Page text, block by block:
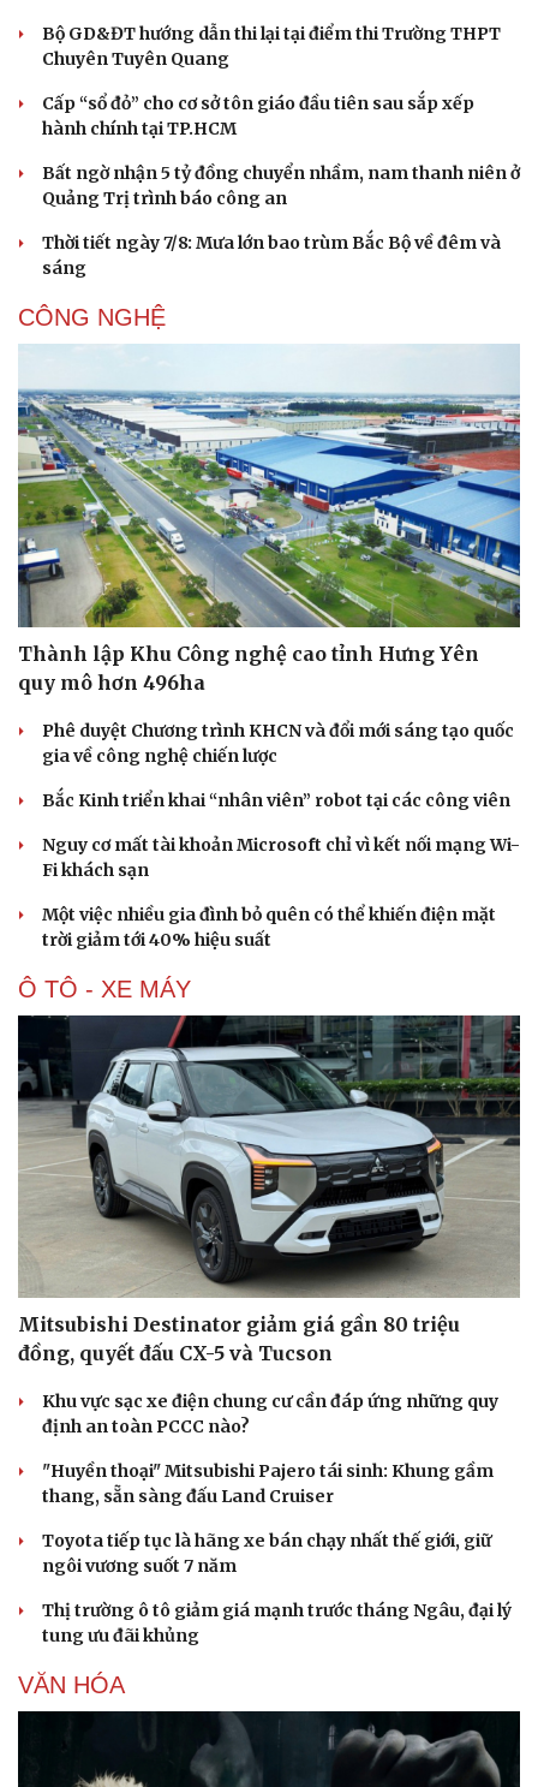
Văn hóa
Sân khấu - Điện ảnh
Văn học
Âm nhạc
Giải trí
Nghệ sĩ
Thời trang
Sao Việt
Bộ GD&ĐT hướng dẫn thi lại tại điểm thi Trường THPT
Chuyên Tuyên Quang
Cấp “sổ đỏ” cho cơ sở tôn giáo đầu tiên sau sắp xếp
hành chính tại TP.HCM
Bất ngờ nhận 5 tỷ đồng chuyển nhầm, nam thanh niên ở
Quảng Trị trình báo công an
Thời tiết ngày 7/8: Mưa lớn bao trùm Bắc Bộ về đêm và
sáng
CÔNG NGHỆ
Thành lập Khu Công nghệ cao tỉnh Hưng Yên
quy mô hơn 496ha
Phê duyệt Chương trình KHCN và đổi mới sáng tạo quốc
gia về công nghệ chiến lược
Bắc Kinh triển khai “nhân viên” robot tại các công viên
Nguy cơ mất tài khoản Microsoft chỉ vì kết nối mạng Wi-
Fi khách sạn
Một việc nhiều gia đình bỏ quên có thể khiến điện mặt
trời giảm tới 40% hiệu suất
Ô TÔ - XE MÁY
Mitsubishi Destinator giảm giá gần 80 triệu
đồng, quyết đấu CX-5 và Tucson
Khu vực sạc xe điện chung cư cần đáp ứng những quy
định an toàn PCCC nào?
"Huyền thoại" Mitsubishi Pajero tái sinh: Khung gầm
thang, sẵn sàng đấu Land Cruiser
Toyota tiếp tục là hãng xe bán chạy nhất thế giới, giữ
ngôi vương suốt 7 năm
Thị trường ô tô giảm giá mạnh trước tháng Ngâu, đại lý
tung ưu đãi khủng
VĂN HÓA